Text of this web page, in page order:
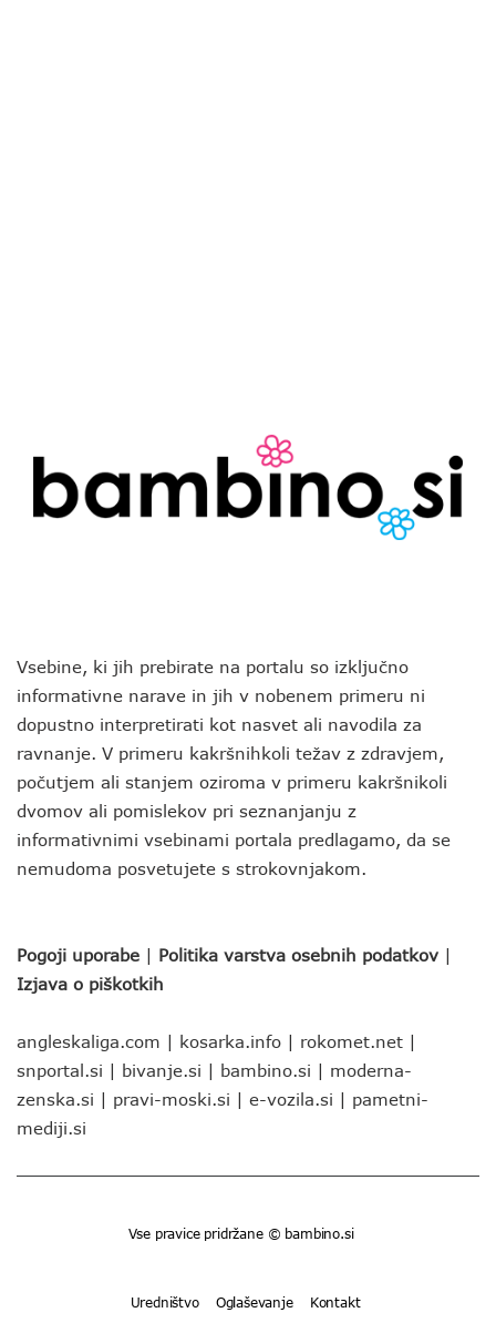
Vsebine, ki jih prebirate na portalu so izključno
informativne narave in jih v nobenem primeru ni
dopustno interpretirati kot nasvet ali navodila za
ravnanje. V primeru kakršnihkoli težav z zdravjem,
počutjem ali stanjem oziroma v primeru kakršnikoli
dvomov ali pomislekov pri seznanjanju z
informativnimi vsebinami portala predlagamo, da se
nemudoma posvetujete s strokovnjakom.
Pogoji uporabe | Politika varstva osebnih podatkov |
Izjava o piškotkih
angleskaliga.com | kosarka.info | rokomet.net |
snportal.si | bivanje.si | bambino.si | moderna-
zenska.si | pravi-moski.si | e-vozila.si | pametni-
mediji.si
Vse pravice pridržane © bambino.si
Uredništvo Oglaševanje Kontakt